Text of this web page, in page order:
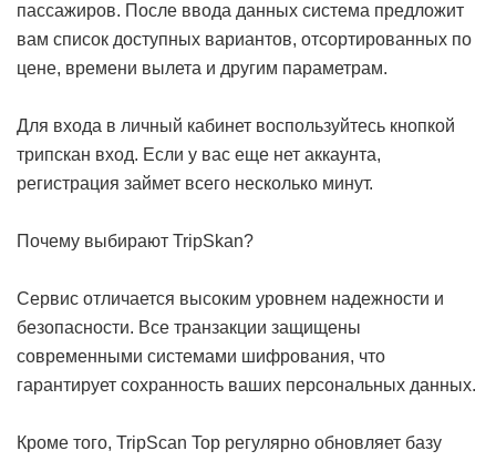
пассажиров. После ввода данных система предложит
вам список доступных вариантов, отсортированных по
цене, времени вылета и другим параметрам.
Для входа в личный кабинет воспользуйтесь кнопкой
трипскан вход. Если у вас еще нет аккаунта,
регистрация займет всего несколько минут.
Почему выбирают TripSkan?
Сервис отличается высоким уровнем надежности и
безопасности. Все транзакции защищены
современными системами шифрования, что
гарантирует сохранность ваших персональных данных.
Кроме того, TripScan Top регулярно обновляет базу